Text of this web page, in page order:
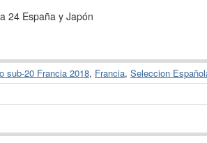
24 España y Japón
sub-20 Francia 2018, Francia, Seleccion